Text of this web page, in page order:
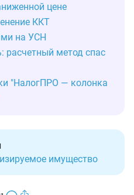
цене
ККТ
на УСН
расчетный метод спас
"НалогПРО — колонка
имущество